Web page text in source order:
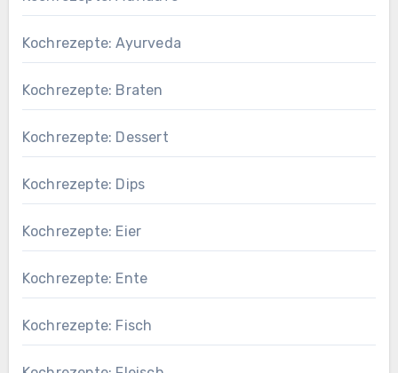
Kochrezepte: Ayurveda
Kochrezepte: Braten
Kochrezepte: Dessert
Kochrezepte: Dips
Kochrezepte: Eier
Kochrezepte: Ente
Kochrezepte: Fisch